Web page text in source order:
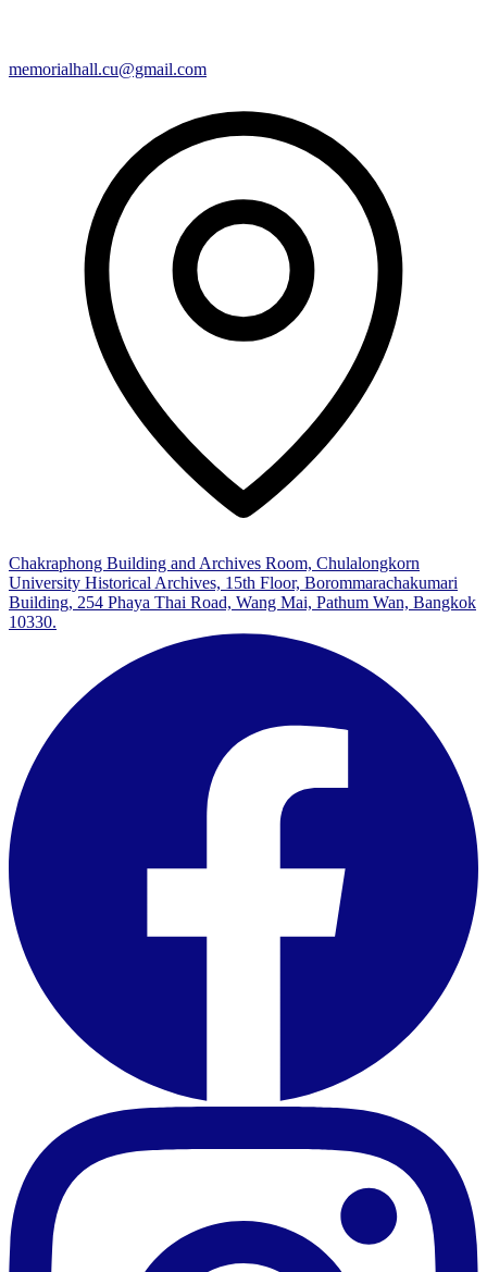
memorialhall.cu@gmail.com
Chakraphong Building and Archives Room, Chulalongkorn
University Historical Archives, 15th Floor, Borommarachakumari
Building, 254 Phaya Thai Road, Wang Mai, Pathum Wan, Bangkok
10330.